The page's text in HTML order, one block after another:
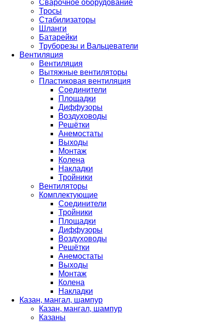
Сварочное оборудование
Тросы
Стабилизаторы
Шланги
Батарейки
Труборезы и Вальцеватели
Вентиляция
Вентиляция
Вытяжные вентиляторы
Пластиковая вентиляция
Соединители
Площадки
Диффузоры
Воздуховоды
Решётки
Анемостаты
Выходы
Монтаж
Колена
Накладки
Тройники
Вентиляторы
Комплектующие
Соединители
Тройники
Площадки
Диффузоры
Воздуховоды
Решётки
Анемостаты
Выходы
Монтаж
Колена
Накладки
Казан, мангал, шампур
Казан, мангал, шампур
Казаны